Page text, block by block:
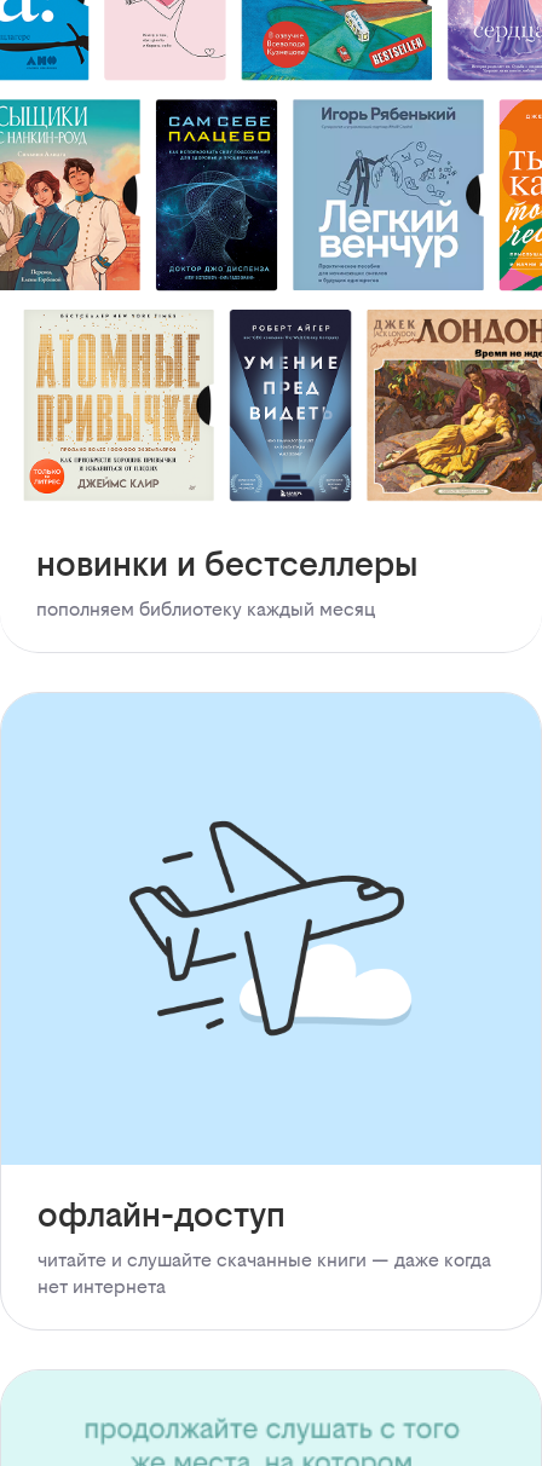
новинки и бестселлеры
пополняем библиотеку каждый месяц
офлайн-доступ
читайте и слушайте скачанные книги — даже когда
нет интернета